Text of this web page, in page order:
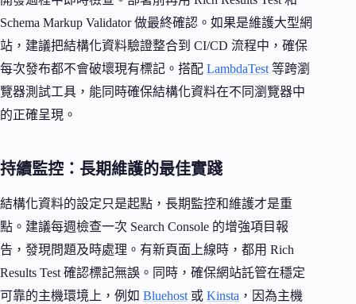
Schema Markup Validator 做最終確認。如果是維護大型網
站，建議把結構化資料驗證整合到 CI/CD 流程中，確保
每次發布都不會破壞現有標記。搭配 LambdaTest等跨瀏
覽器測試工具，能同時確保結構化資料在不同瀏覽器中
的正確呈現。
持續監控：長期維護的最佳實踐
結構化資料的設定只是起點，長期監控和維護才是重
點。建議每週檢查一次 Search Console 的增強項目報
告，發現問題及時處理。有新頁面上線時，都用 Rich
Results Test 確認標記無誤。同時，確保網站託管在穩定
可靠的主機環境上，例如 Bluehost或 Kinsta ，因為主機